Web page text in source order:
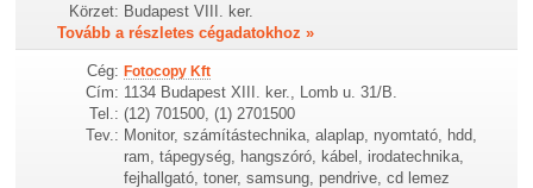
Körzet: Budapest VIII. ker.
Tovább a részletes cégadatokhoz »
Cég: Fotocopy Kft
Cím: 1134 Budapest XIII. ker., Lomb u. 31/B.
Tel.: (12) 701500, (1) 2701500
Tev.: Monitor, számítástechnika, alaplap, nyomtató, hdd,
ram, tápegység, hangszóró, kábel, irodatechnika,
fejhallgató, toner, samsung, pendrive, cd lemez